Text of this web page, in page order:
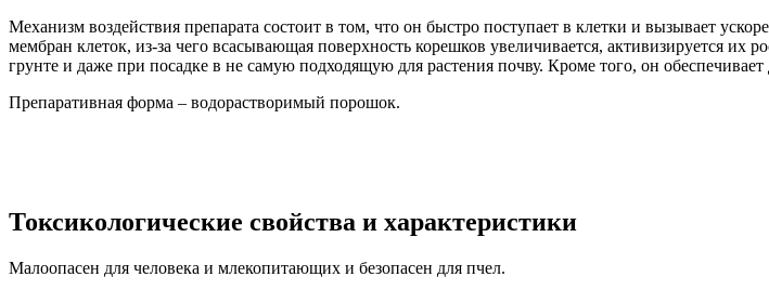
Механизм воздействия препарата состоит в том, что он быстро поступает в клетки и вызывает
мембран клеток, из-за чего всасывающая поверхность корешков увеличивается, активизируется
грунте и даже при посадке в не самую подходящую для растения почву. Кроме того, он
Препаративная форма – водорастворимый порошок.
Токсикологические свойства и характеристики
Малоопасен для человека и млекопитающих и безопасен для пчел.